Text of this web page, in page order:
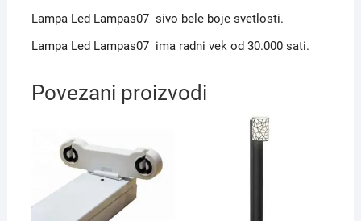
Lampa Led Lampas07 sivo bele boje svetlosti.
Lampa Led Lampas07 ima radni vek od 30.000 sati.
Povezani proizvodi